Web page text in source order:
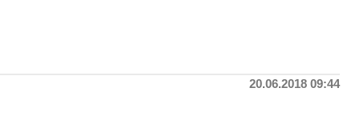
20.06.2018 09:44